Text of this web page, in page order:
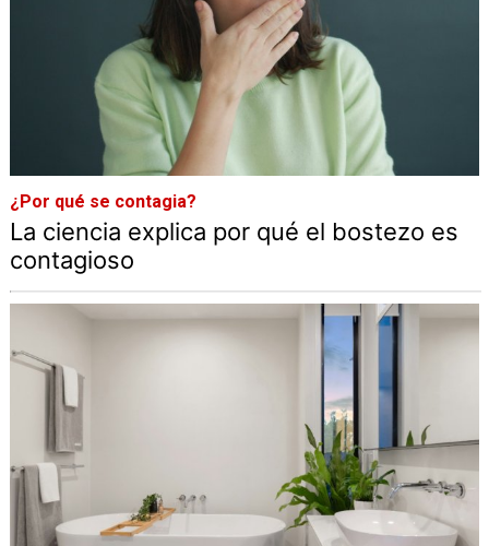
¿Por qué se contagia?
La ciencia explica por qué el bostezo es
contagioso